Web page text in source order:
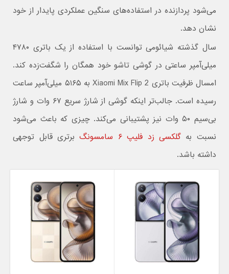
می‌شود پردازنده در استفاده‌های سنگین عملکردی پایدار از خود
نشان دهد.
سال گذشته شیائومی توانست با استفاده از یک باتری ۴۷۸۰
میلی‌آمپر ساعتی در گوشی تاشو خود همگان را شگفت‌زده کند.
امسال ظرفیت باتری Xiaomi Mix Flip 2 به ۵۱۶۵ میلی‌آمپر ساعت
رسیده است. جالب‌تر اینکه گوشی از شارژ سریع ۶۷ وات و شارژ
بی‌سیم ۵۰ وات نیز پشتیبانی می‌کند. چیزی که باعث می‌شود
نسبت به گلکسی زد فلیپ ۶ سامسونگ
برتری قابل توجهی
داشته باشد.